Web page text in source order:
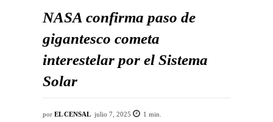
NASA confirma paso de
gigantesco cometa
interestelar por el Sistema
Solar
por EL CENSAL julio 7, 2025 1 min.